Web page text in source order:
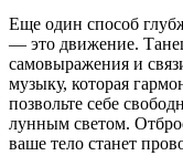
Еще один способ
— это движение.
самовыражения и
музыку, которая
позвольте себе
лунным светом.
ваше тело станет